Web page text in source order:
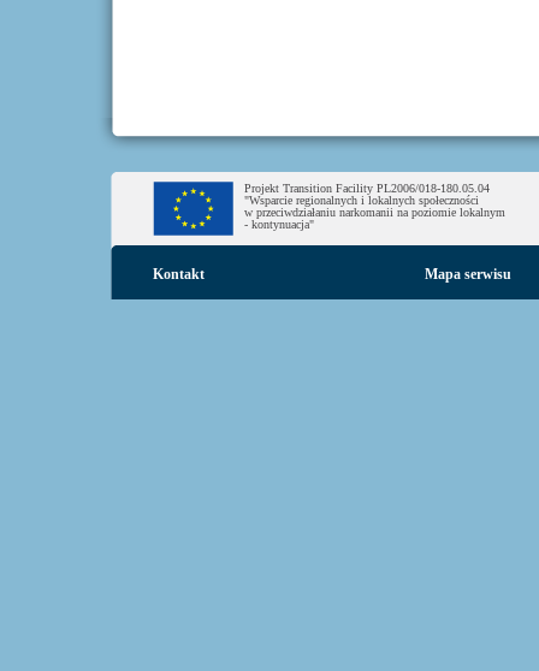
Projekt Transition Facility PL2006/018-180.05.04
"Wsparcie regionalnych i lokalnych społeczności
w przeciwdziałaniu narkomanii na poziomie lokalnym
- kontynuacja"
Kontakt Mapa serwisu